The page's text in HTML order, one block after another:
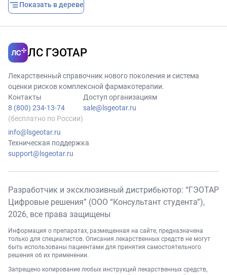
Показать в дереве
ЛС ГЭОТАР
Лекарственный справочник нового поколения и система
оценки рисков комплексной фармакотерапии.
Контакты
8 (800) 234-13-74
(бесплатно по России)
info@lsgeotar.ru
Доступ организациям
sale@lsgeotar.ru
Техническая поддержка
support@lsgeotar.ru
Разработчик и эксклюзивный дистрибьютор: “ГЭОТАР
Цифровые решения” (ООО “Консультант студента”),
2026, все права защищены
Информация о препаратах, размещенная на сайте, предназначена
только для специалистов. Описания лекарственных средств не могут
быть использованы пациентами для принятия самостоятельного
решения об их применении.
Запрещено копирование любых инструкций лекарственных средств,